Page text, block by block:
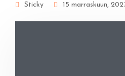
Sticky 15 marraskuun,